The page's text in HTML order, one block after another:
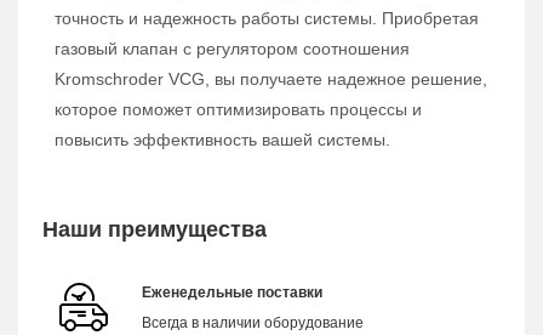
точность и надежность работы системы. Приобретая
газовый клапан с регулятором соотношения
Kromschroder VCG, вы получаете надежное решение,
которое поможет оптимизировать процессы и
повысить эффективность вашей системы.
Наши преимущества
Еженедельные поставки
Всегда в наличии оборудование